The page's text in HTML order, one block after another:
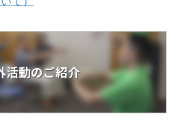
活動のご紹介